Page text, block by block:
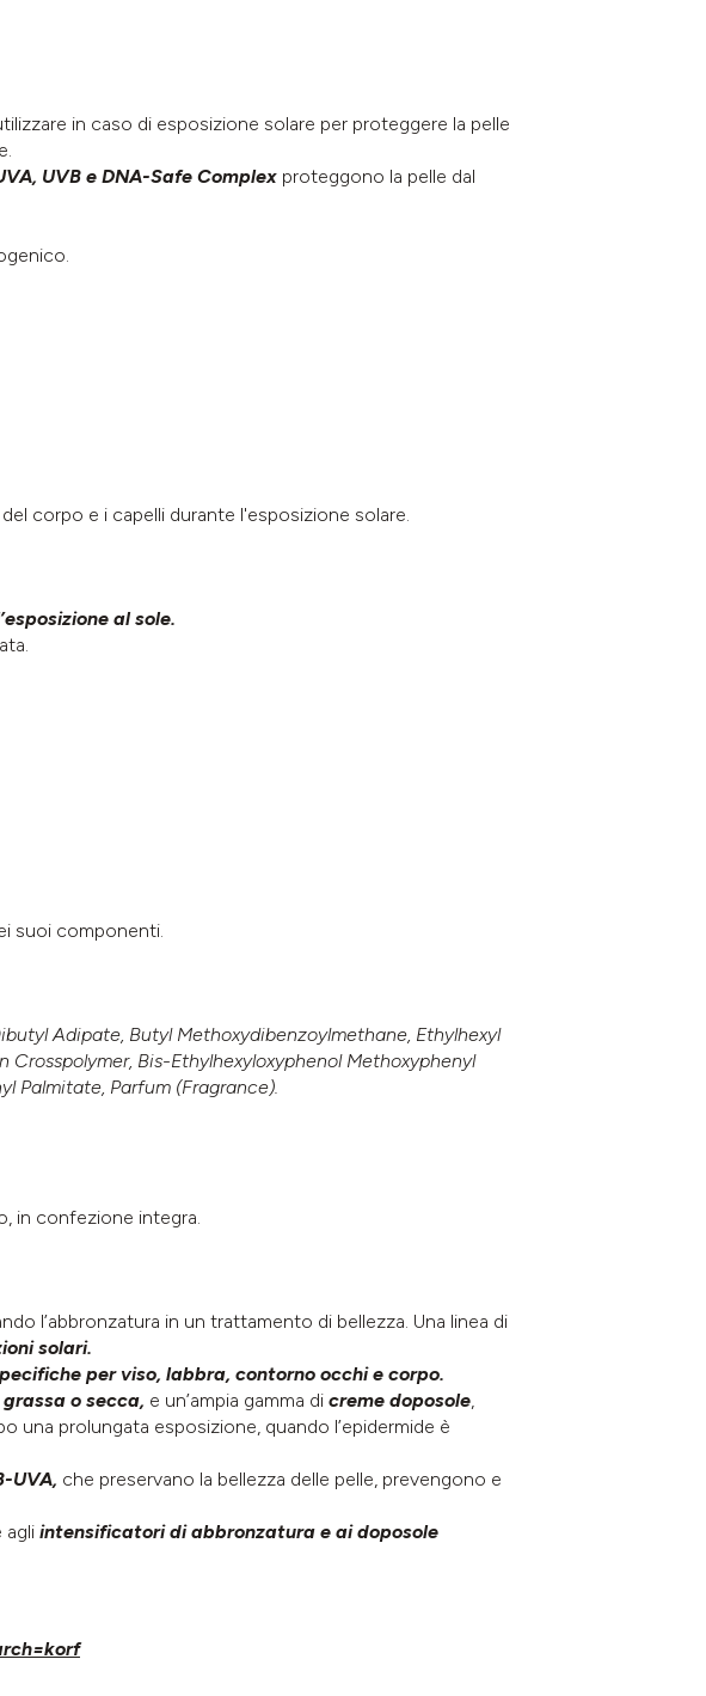
in caso di esposizione solare per proteggere la pelle
UVB e DNA-Safe Complex proteggono la pelle dal
corpo e i capelli durante l'esposizione solare.
al sole.
suoi componenti.
Adipate, Butyl Methoxydibenzoylmethane, Ethylhexyl
Bis-Ethylhexyloxyphenol Methoxyphenyl
Palmitate, Parfum (Fragrance).
in confezione integra.
l’abbronzatura in un trattamento di bellezza. Una linea di
solari.
per viso, labbra, contorno occhi e corpo.
o secca, e un’ampia gamma di creme doposole,
una prolungata esposizione, quando l’epidermide è
UVA, che preservano la bellezza delle pelle, prevengono e
agli intensificatori di abbronzatura e ai doposole